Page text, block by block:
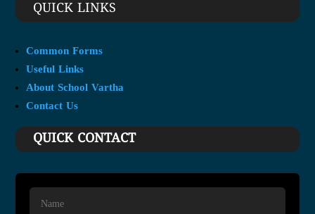
QUICK LINKS
Common Forms
Useful Links
About School Vartha
Contact Us
QUICK CONTACT